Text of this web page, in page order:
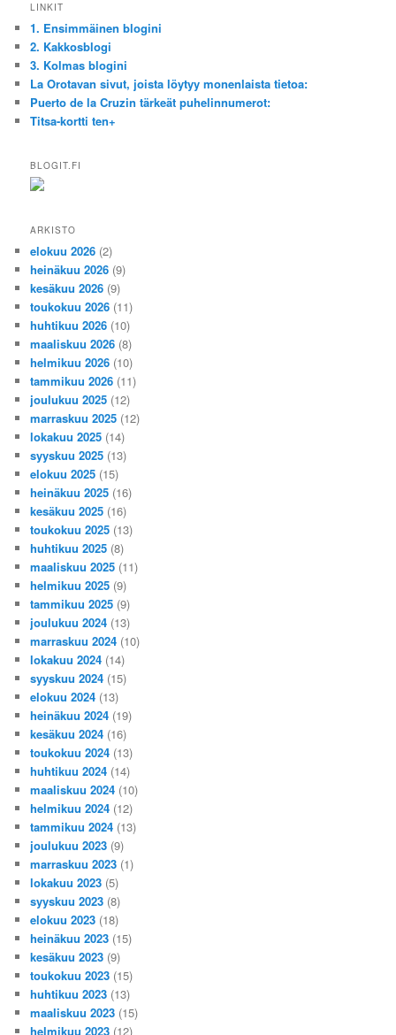
LINKIT
1. Ensimmäinen blogini
2. Kakkosblogi
3. Kolmas blogini
La Orotavan sivut, joista löytyy monenlaista tietoa:
Puerto de la Cruzin tärkeät puhelinnumerot:
Titsa-kortti ten+
BLOGIT.FI
ARKISTO
elokuu 2026 (2)
heinäkuu 2026 (9)
kesäkuu 2026 (9)
toukokuu 2026 (11)
huhtikuu 2026 (10)
maaliskuu 2026 (8)
helmikuu 2026 (10)
tammikuu 2026 (11)
joulukuu 2025 (12)
marraskuu 2025 (12)
lokakuu 2025 (14)
syyskuu 2025 (13)
elokuu 2025 (15)
heinäkuu 2025 (16)
kesäkuu 2025 (16)
toukokuu 2025 (13)
huhtikuu 2025 (8)
maaliskuu 2025 (11)
helmikuu 2025 (9)
tammikuu 2025 (9)
joulukuu 2024 (13)
marraskuu 2024 (10)
lokakuu 2024 (14)
syyskuu 2024 (15)
elokuu 2024 (13)
heinäkuu 2024 (19)
kesäkuu 2024 (16)
toukokuu 2024 (13)
huhtikuu 2024 (14)
maaliskuu 2024 (10)
helmikuu 2024 (12)
tammikuu 2024 (13)
joulukuu 2023 (9)
marraskuu 2023 (1)
lokakuu 2023 (5)
syyskuu 2023 (8)
elokuu 2023 (18)
heinäkuu 2023 (15)
kesäkuu 2023 (9)
toukokuu 2023 (15)
huhtikuu 2023 (13)
maaliskuu 2023 (15)
helmikuu 2023 (12)